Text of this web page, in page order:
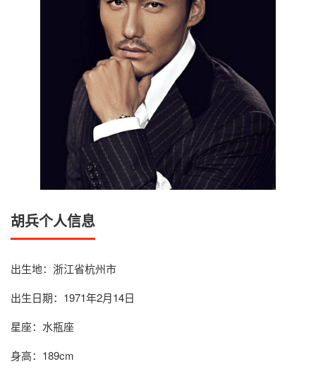
胡兵个人信息
出生地：浙江省杭州市
出生日期：1971年2月14日
星座：水瓶座
身高：189cm